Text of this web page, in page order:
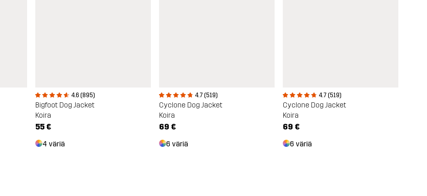
4.6 (895)
Bigfoot Dog Jacket
Koira
55 €
4 väriä
4.7 (519)
Cyclone Dog Jacket
Koira
69 €
6 väriä
4.7 (519)
Cyclone Dog Jacket
Koira
69 €
6 väriä